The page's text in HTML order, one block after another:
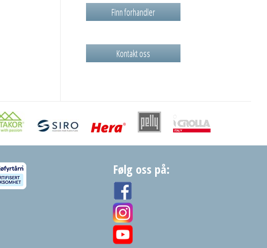
Finn forhandler
Kontakt oss
Følg oss på: